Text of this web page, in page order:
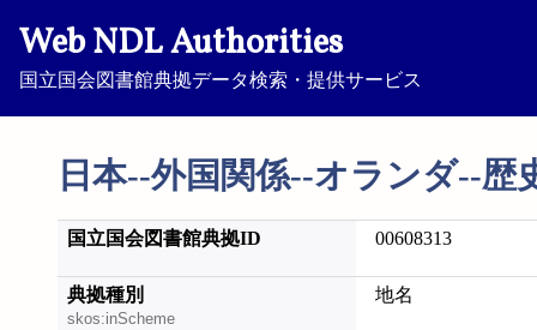
Web NDL Authorities
国立国会図書館典拠データ検索・提供サービス
日本--外国関係--オランダ--歴
国立国会図書館典拠ID 00608313
典拠種別
skos:inScheme
地名